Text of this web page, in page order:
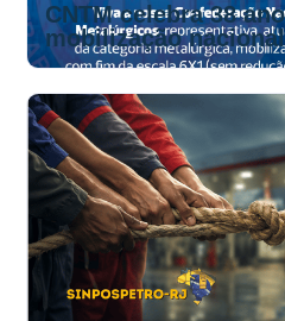
CNTM celebra 38
mobilização nacional